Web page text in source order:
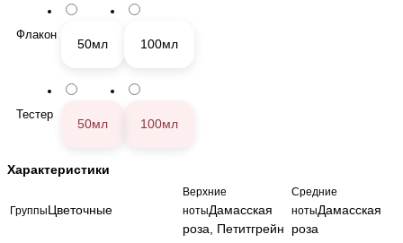
Флакон
50мл 100мл
Тестер
50мл 100мл
Характеристики
ГруппыЦветочные
Верхние
нотыДамасская
роза, Петитгрейн
Средние
нотыДамасская
роза